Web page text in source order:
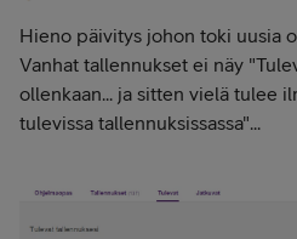
Hieno päivitys johon toki uusia
Vanhat tallennukset ei näy
ollenkaan... ja sitten vielä tulee
tulevissa tallennuksissassa"...